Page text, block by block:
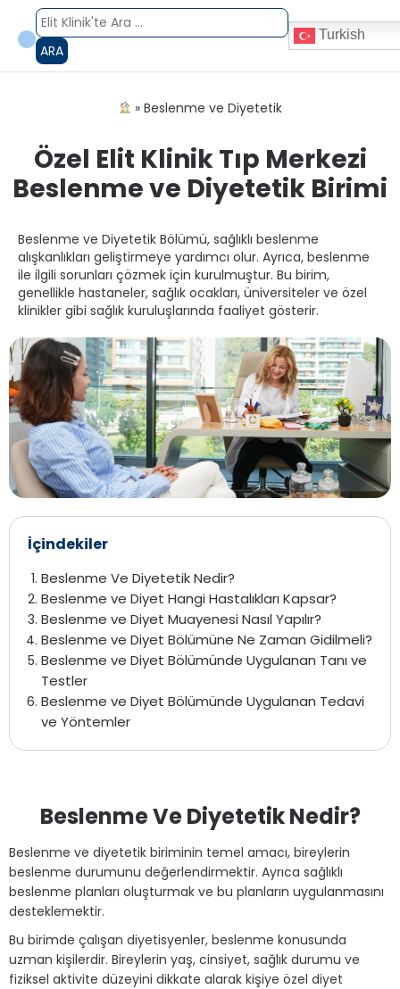
ARA
Turkish
»Beslenme ve Diyetetik
Özel Elit Klinik Tıp Merkezi
Beslenme ve Diyetetik Birimi
Beslenme ve Diyetetik Bölümü, sağlıklı beslenme
alışkanlıkları geliştirmeye yardımcı olur. Ayrıca, beslenme
ile ilgili sorunları çözmek için kurulmuştur. Bu birim,
genellikle hastaneler, sağlık ocakları, üniversiteler ve özel
klinikler gibi sağlık kuruluşlarında faaliyet gösterir.
İçindekiler
Beslenme Ve Diyetetik Nedir?
Beslenme ve Diyet Hangi Hastalıkları Kapsar?
Beslenme ve Diyet Muayenesi Nasıl Yapılır?
Beslenme ve Diyet Bölümüne Ne Zaman Gidilmeli?
Beslenme ve Diyet Bölümünde Uygulanan Tanı ve
Testler
Beslenme ve Diyet Bölümünde Uygulanan Tedavi
ve Yöntemler
Beslenme Ve Diyetetik Nedir?
Beslenme ve diyetetik biriminin temel amacı, bireylerin
beslenme durumunu değerlendirmektir. Ayrıca sağlıklı
beslenme planları oluşturmak ve bu planların uygulanmasını
desteklemektir.
Bu birimde çalışan diyetisyenler, beslenme konusunda
uzman kişilerdir. Bireylerin yaş, cinsiyet, sağlık durumu ve
fiziksel aktivite düzeyini dikkate alarak kişiye özel diyet